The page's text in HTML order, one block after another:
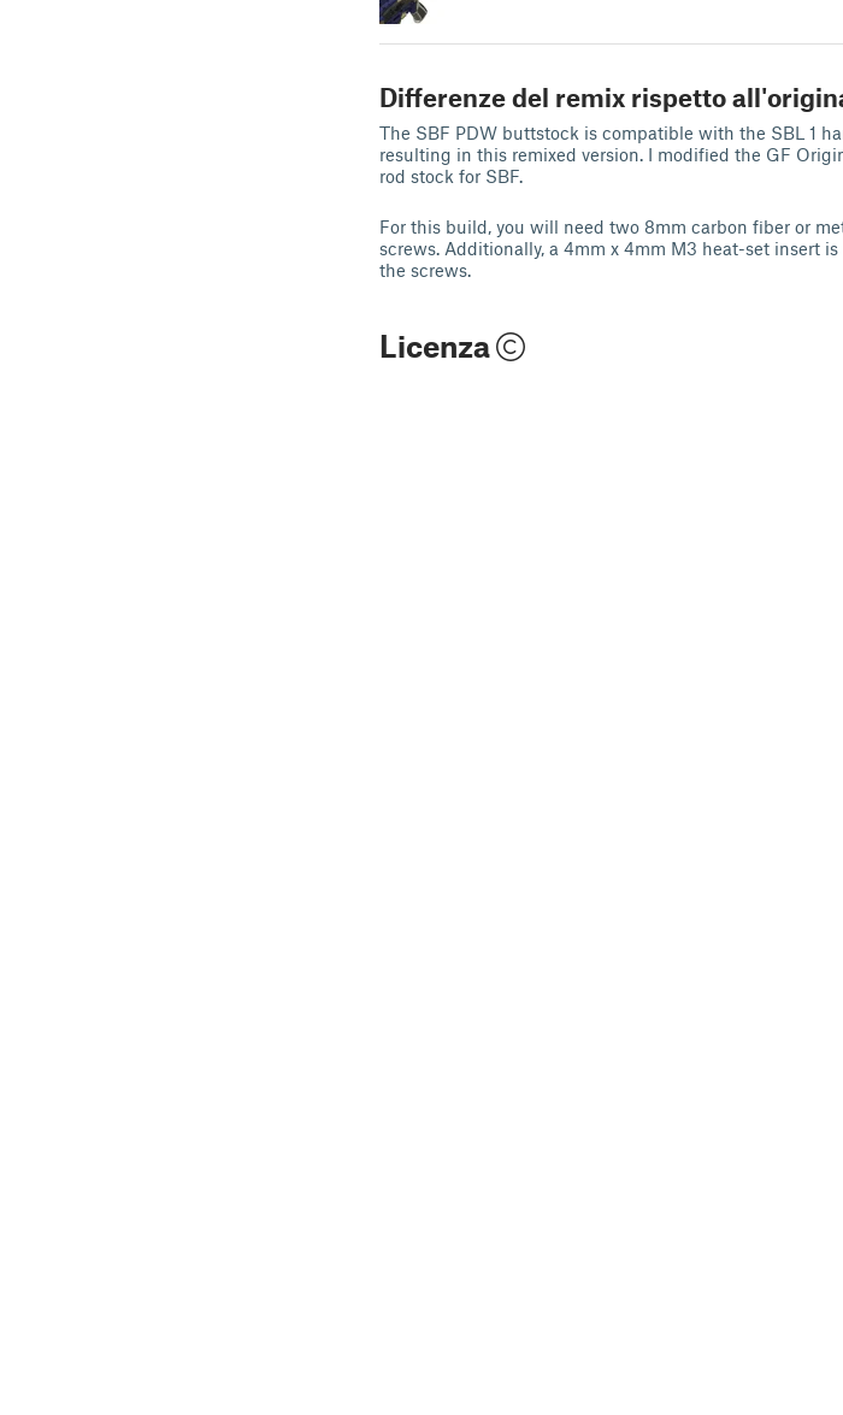
Differenze del remix rispetto
The SBF PDW buttstock is compatible with the SBL 1
resulting in this remixed version. I modified the GF
rod stock for SBF.
For this build, you will need two 8mm carbon fiber or
screws. Additionally, a 4mm x 4mm M3 heat-set insert
the screws.
Licenza